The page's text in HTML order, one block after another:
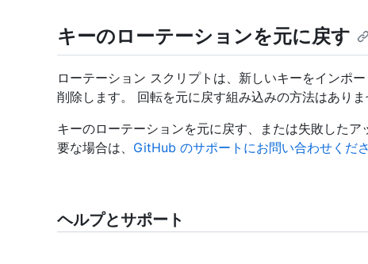
キーのローテーションを元に戻す
ローテーション スクリプトは、新しいキーをインポ
削除します。 回転を元に戻す組み込みの方法はありま
キーのローテーションを元に戻す、または失敗した
要な場合は、 GitHub のサポートにお問い合わせくだ
ヘルプとサポート